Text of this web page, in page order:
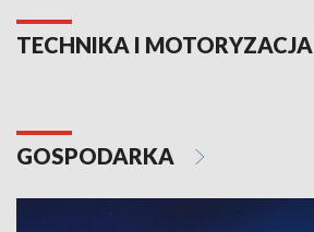
TECHNIKA I MOTORYZACJA
GOSPODARKA